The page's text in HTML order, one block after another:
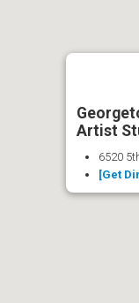
Artist
6520
[Get